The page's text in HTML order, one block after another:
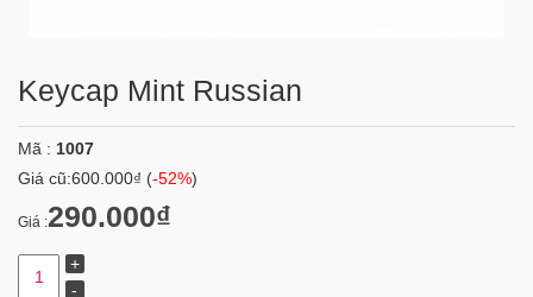
Keycap Mint Russian
Mã : 1007
Giá cũ:600.000₫ (-52%)
Giá :290.000₫